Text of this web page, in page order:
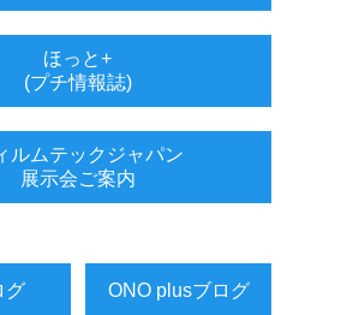
ほっと+
(プチ情報誌)
ルムテックジャパン
展示会ご案内
グ ONO plusブログ